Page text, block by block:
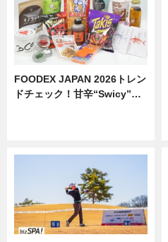
FOODEX JAPAN 2026トレン
ドチェック！甘辛“Swicy”…